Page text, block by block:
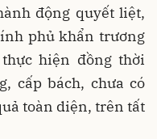
động quyết liệt,
phủ khẩn trương
hiện đồng thời
cấp bách, chưa có
toàn diện, trên tất